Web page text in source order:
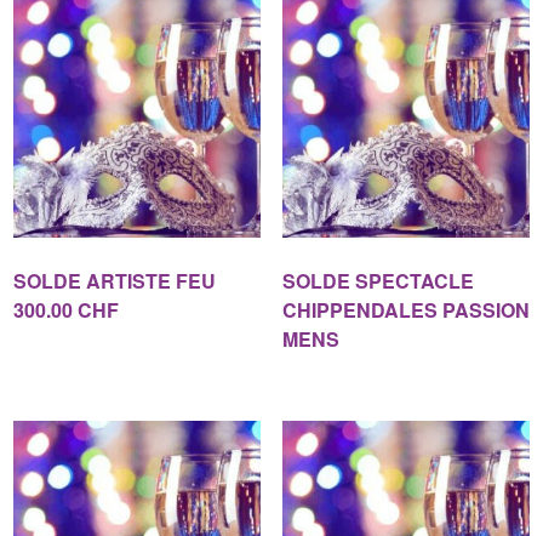
SOLDE ARTISTE FEU
300.00 CHF
SOLDE SPECTACLE
CHIPPENDALES PASSION
MENS